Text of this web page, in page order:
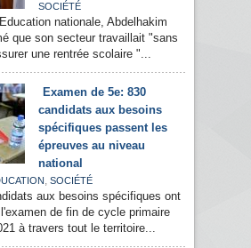
SOCIÉTÉ
nationale, Abdelhakim
que son secteur travaillait "sans
une rentrée scolaire "...
Examen de 5e: 830
candidats aux besoins
spécifiques passent les
épreuves au niveau
national
, SOCIÉTÉ
aux besoins spécifiques ont
de fin de cycle primaire
à travers tout le territoire...